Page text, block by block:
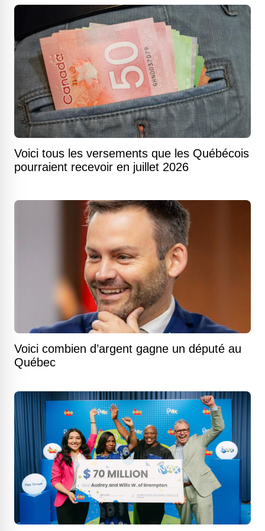
Voici tous les versements que les Québécois
pourraient recevoir en juillet 2026
Voici combien d’argent gagne un député au
Québec